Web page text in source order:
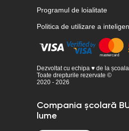
Programul de loialitate
Politica de utilizare a
Dezvoltat cu echipa ♥ de la școala
Toate drepturile rezervate ©
2020 - 2026
Compania școlară
lume